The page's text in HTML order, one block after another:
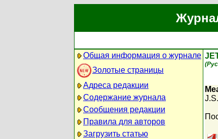
Общая информация о журнале
Золотые страницы
Адреса редакции
Содержание журнала
Сообщения редакции
Правила для авторов
Загрузить статью